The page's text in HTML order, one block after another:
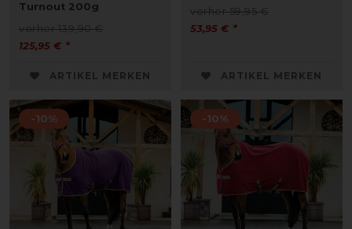
Turnout 200g
vorher 139,90 €
125,95 € *
ARTIKEL MERKEN
vorher 59,95 €
53,95 € *
ARTIKEL MERKEN
-10% -10%